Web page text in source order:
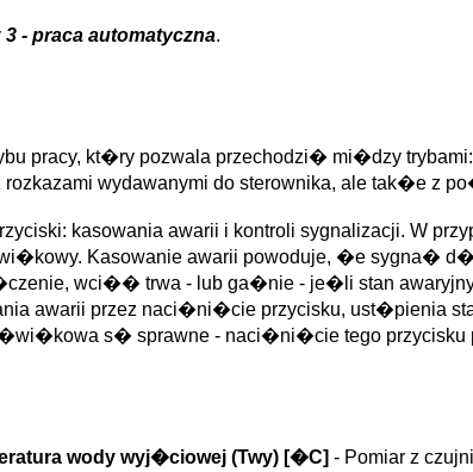
3 - praca automatyczna.
pracy, kt�ry pozwala przechodzi� mi�dzy trybami:
wydawanymi do sterownika, ale tak�e z
kasowania awarii i kontroli sygnalizacji. W
Kasowanie awarii powoduje, �e
wci�� trwa - lub ga�nie - je�li stan awaryjny
przez naci�ni�cie przycisku, ust�pienia
s� sprawne - naci�ni�cie tego
wody wyj�ciowej (Twy) [�C] - Pomiar z